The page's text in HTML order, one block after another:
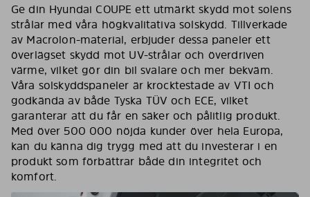
Ge din Hyundai COUPE ett utmärkt skydd mot solens
strålar med våra högkvalitativa solskydd. Tillverkade
av Macrolon-material, erbjuder dessa paneler ett
överlägset skydd mot UV-strålar och överdriven
värme, vilket gör din bil svalare och mer bekväm.
Våra solskyddspaneler är krocktestade av VTI och
godkända av både Tyska TÜV och ECE, vilket
garanterar att du får en säker och pålitlig produkt.
Med över 500 000 nöjda kunder över hela Europa,
kan du känna dig trygg med att du investerar i en
produkt som förbättrar både din integritet och
komfort.